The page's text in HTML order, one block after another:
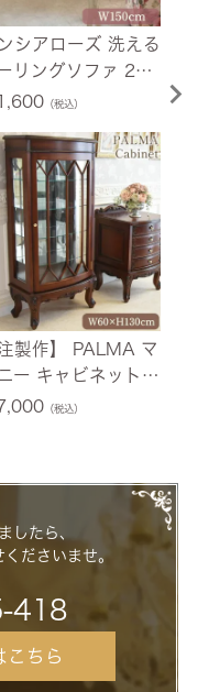
シアローズ 洗える
リングソファ 2人
薔薇 幅150cm
（税込）
注製作】 PALMA マ
ー キャビネット
【送料無料/設
（税込）
¥
したら、
ださいませ。
418
こちら